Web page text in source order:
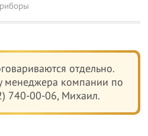
отдельно.
менеджера компании по
740-00-06, Михаил.